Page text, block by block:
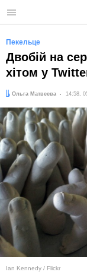
Меню
Пекельце
Двобій на
хітом у
Автор:
Ольга Матвєєва
Дата: 14:58,
Ian Kennedy / Flickr